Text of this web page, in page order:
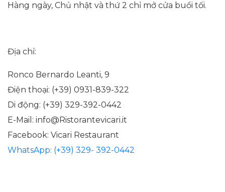
Hàng ngày, Chủ nhật và thứ 2 chỉ mở cửa buổi tối.
Địa chỉ:
Ronco Bernardo Leanti, 9
Điện thoại: (+39) 0931-839-322
Di động: (+39) 329-392-0442
E-Mail: info@Ristorantevicari.it
Facebook: Vicari Restaurant
WhatsApp: (+39) 329- 392-0442